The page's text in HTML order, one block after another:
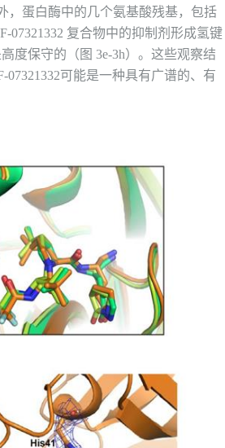
，蛋白酶中的几个氨基酸残基，包括
07321332 复合物中的抑制剂形成氢键
度保守的（图 3e-3h）。这些观察结
07321332可能是一种具有广谱的、有